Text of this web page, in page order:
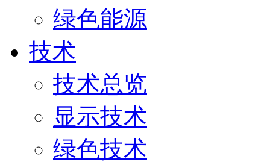
绿色能源
技术
技术总览
显示技术
绿色技术